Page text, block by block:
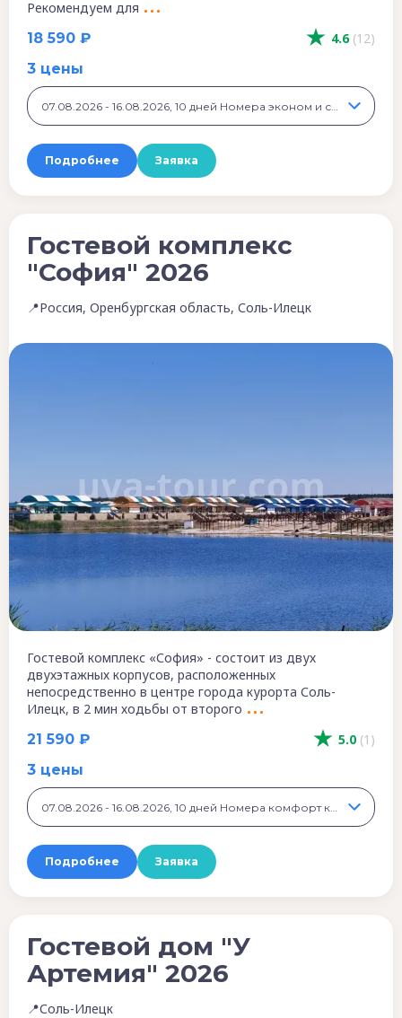
4.6 (12)
18 590 ₽
Рекомендуем для
3 цены
07.08.2026 - 16.08.2026, 10 дней Номера эконом и стандарт класса, 18 590 ₽
Подробнее Заявка
5.0 (1)
21 590 ₽
Гостевой комплекс
"София" 2026
📍Россия, Оренбургская область, Соль-Илецк
Гостевой комплекс «София» - состоит из двух
двухэтажных корпусов, расположенных
непосредственно в центре города курорта Соль-
Илецк, в 2 мин ходьбы от второго
3 цены
07.08.2026 - 16.08.2026, 10 дней Номера комфорт класса, 21 590 ₽
Подробнее Заявка
Гостевой дом "У
Артемия" 2026
📍Соль-Илецк